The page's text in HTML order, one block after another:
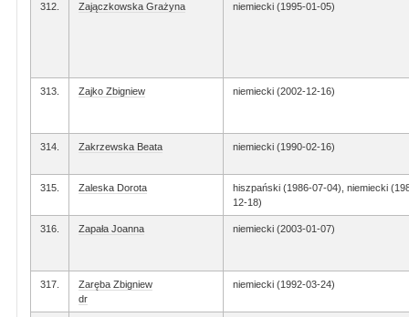
312. Zajączkowska Grażyna niemiecki (1995-01-05)
313. Zajko Zbigniew niemiecki (2002-12-16)
314. Zakrzewska Beata niemiecki (1990-02-16)
315. Zaleska Dorota
hiszpański (1986-07-04), niemiecki
12-18)
316. Zapała Joanna niemiecki (2003-01-07)
317.
Zaręba Zbigniew
dr
niemiecki (1992-03-24)